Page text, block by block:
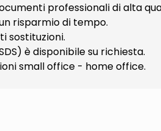
professionali di alta
risparmio di tempo.
sostituzioni.
è disponibile su richiesta.
small office - home office.